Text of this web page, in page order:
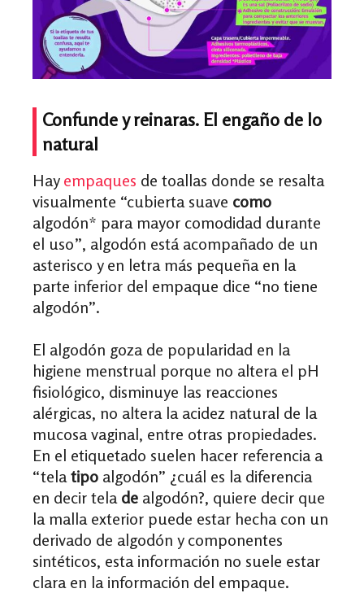
Confunde y reinaras. El engaño de lo
natural
Hay empaques de toallas donde se resalta
visualmente “cubierta suave como
algodón* para mayor comodidad durante
el uso”, algodón está acompañado de un
asterisco y en letra más pequeña en la
parte inferior del empaque dice “no tiene
algodón”.
El algodón goza de popularidad en la
higiene menstrual porque no altera el pH
fisiológico, disminuye las reacciones
alérgicas, no altera la acidez natural de la
mucosa vaginal, entre otras propiedades.
En el etiquetado suelen hacer referencia a
“tela tipo algodón” ¿cuál es la diferencia
en decir tela de algodón?, quiere decir que
la malla exterior puede estar hecha con un
derivado de algodón y componentes
sintéticos, esta información no suele estar
clara en la información del empaque.